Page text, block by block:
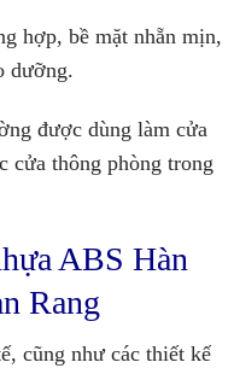
hợp, bề mặt nhẵn mịn,
dưỡng.
được dùng làm cửa
cửa thông phòng trong
ABS Hàn
Rang
cũng như các thiết kế